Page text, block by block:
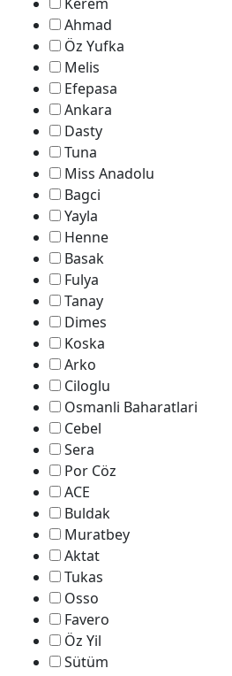
Kerem
Ahmad
Öz Yufka
Melis
Efepasa
Ankara
Dasty
Tuna
Miss Anadolu
Bagci
Yayla
Henne
Basak
Fulya
Tanay
Dimes
Koska
Arko
Ciloglu
Osmanli Baharatlari
Cebel
Sera
Por Cöz
ACE
Buldak
Muratbey
Aktat
Tukas
Osso
Favero
Öz Yil
Sütüm